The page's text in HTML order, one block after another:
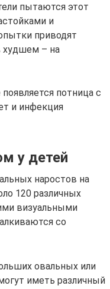
пытаются этот
и
приводят
худшем – на
потница с
и инфекция
у детей
наростов на
120 различных
визуальными
со
овальных или
иметь различный